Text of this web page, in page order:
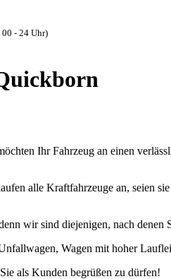
00 - 24 Uhr)
Ihr Fahrzeug an einen
alle Kraftfahrzeuge an, seien
wir sind diejenigen, nach denen
Wagen mit hoher
als Kunden begrüßen zu dürfen!